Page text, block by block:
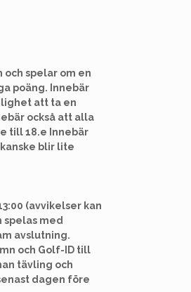
och spelar om en
poäng. Innebär
att ta en
också att alla
till 18.e Innebär
blir lite
(avvikelser kan
med
avslutning.
och Golf-ID till
tävling och
dagen före